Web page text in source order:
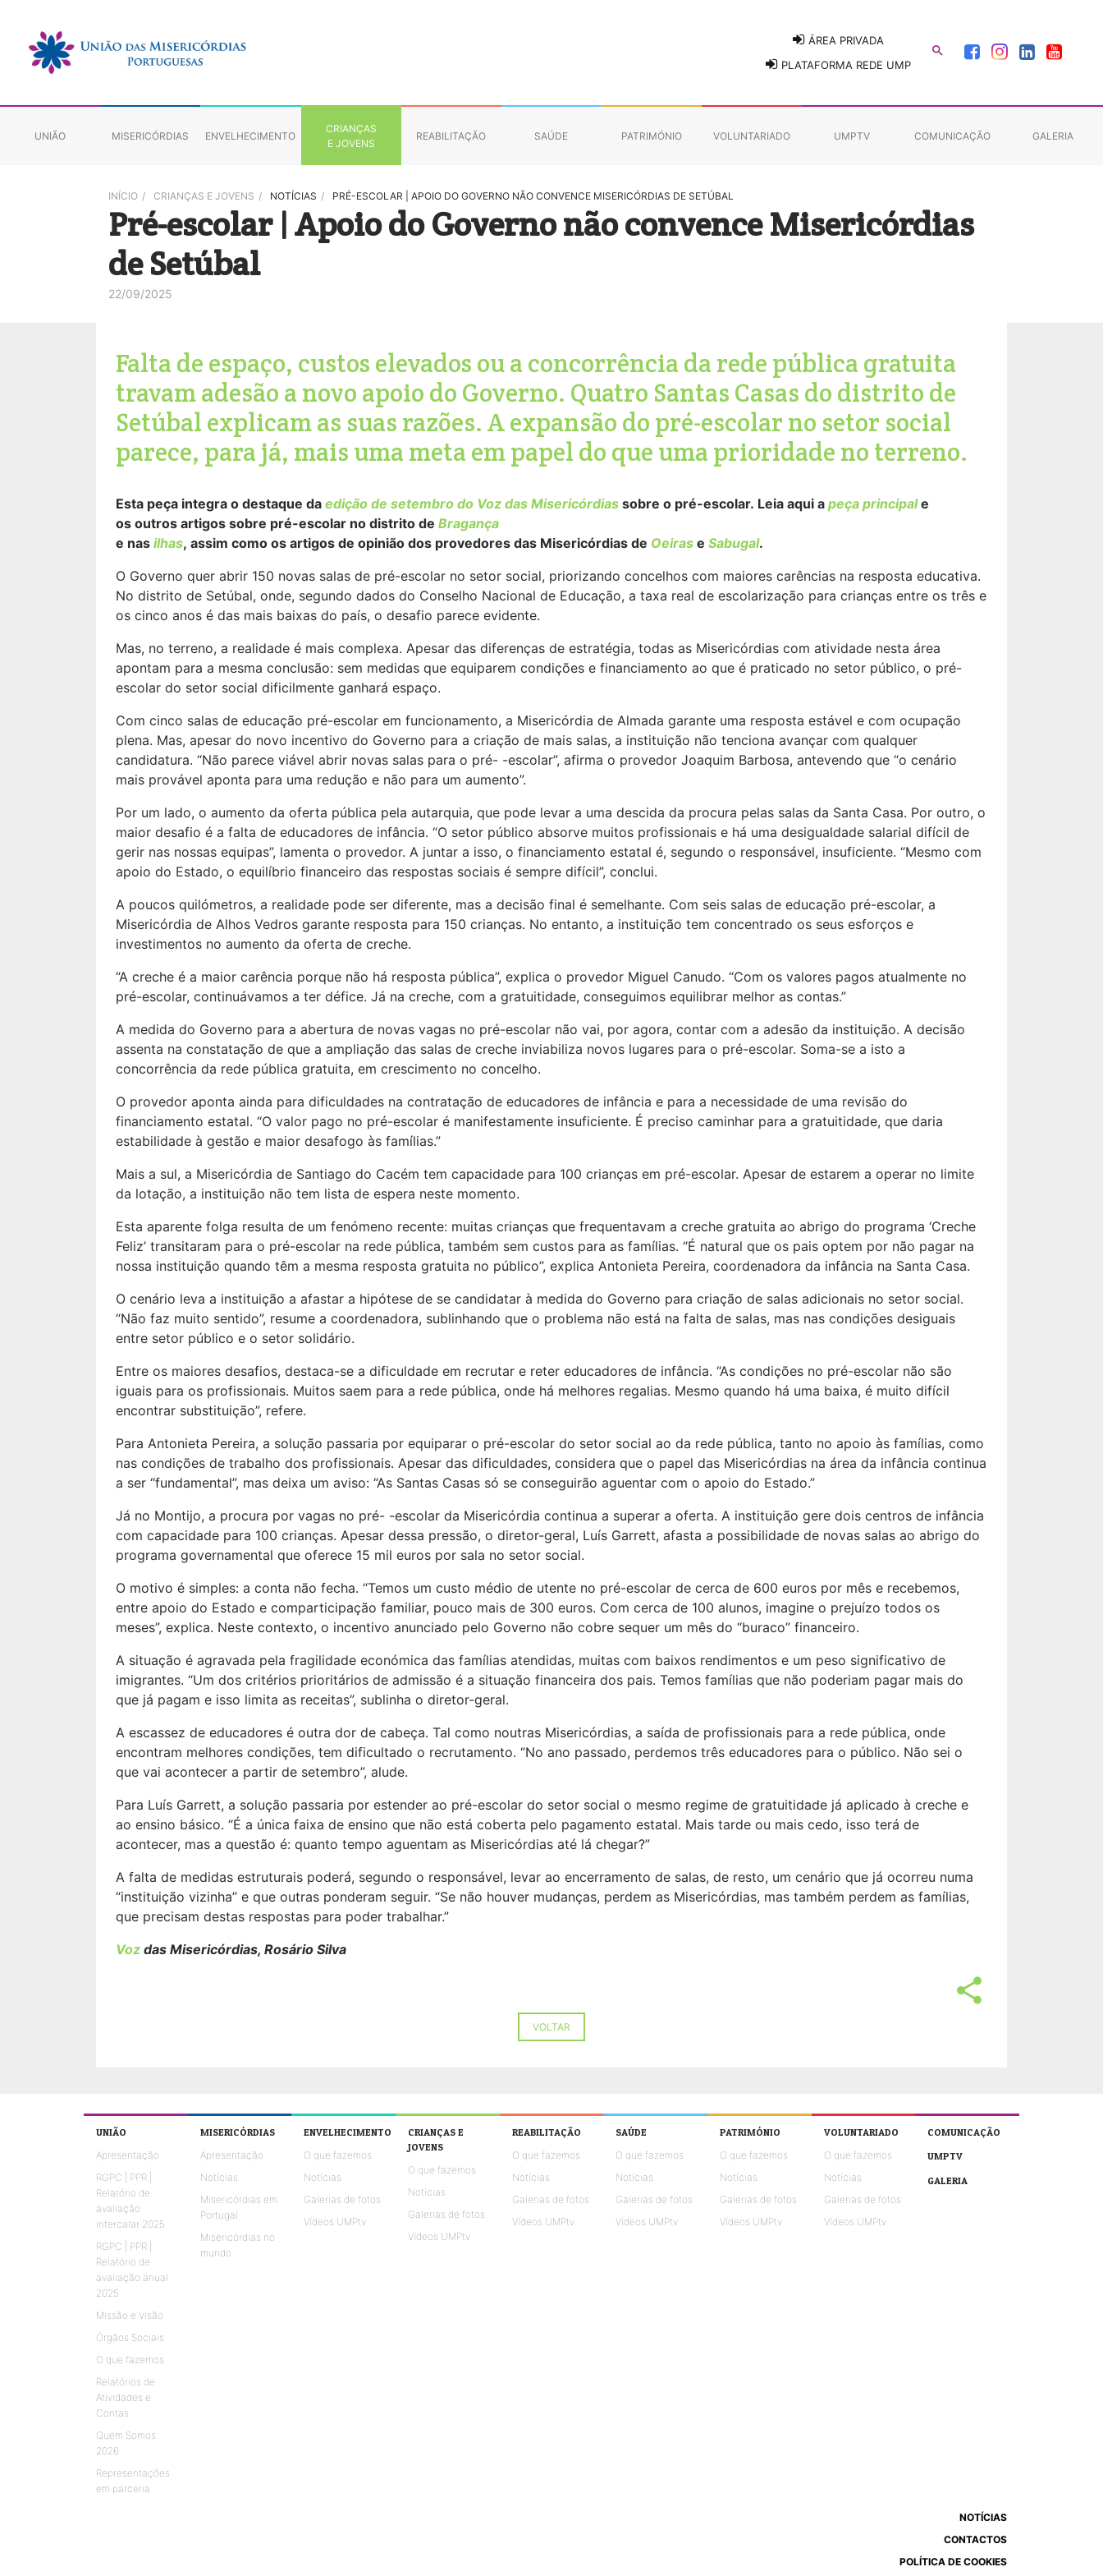
ÁREA PRIVADA
PLATAFORMA REDE UMP

UNIÃO MISERICÓRDIAS ENVELHECIMENTO
CRIANÇAS
E JOVENS
REABILITAÇÃO SAÚDE PATRIMÓNIO VOLUNTARIADO UMPTV COMUNICAÇÃO GALERIA
INÍCIO / CRIANÇAS E JOVENS / NOTÍCIAS / PRÉ-ESCOLAR | APOIO DO GOVERNO NÃO CONVENCE MISERICÓRDIAS DE SETÚBAL
Pré-escolar | Apoio do Governo não convence Misericórdias
de Setúbal
22/09/2025
Falta de espaço, custos elevados ou a concorrência da rede pública gratuita
travam adesão a novo apoio do Governo. Quatro Santas Casas do distrito de
Setúbal explicam as suas razões. A expansão do pré-escolar no setor social
parece, para já, mais uma meta em papel do que uma prioridade no terreno.
Esta peça integra o destaque da edição de setembro do Voz das Misericórdias sobre o pré-escolar. Leia aqui a peça principale
os outros artigos sobre pré-escolar no distrito de Bragança
e nas ilhas, assim como os artigos de opinião dos provedores das Misericórdias de Oeiras e Sabugal.
O Governo quer abrir 150 novas salas de pré-escolar no setor social, priorizando concelhos com maiores carências na resposta educativa.
No distrito de Setúbal, onde, segundo dados do Conselho Nacional de Educação, a taxa real de escolarização para crianças entre os três e
os cinco anos é das mais baixas do país, o desafio parece evidente.
Mas, no terreno, a realidade é mais complexa. Apesar das diferenças de estratégia, todas as Misericórdias com atividade nesta área
apontam para a mesma conclusão: sem medidas que equiparem condições e financiamento ao que é praticado no setor público, o pré-
escolar do setor social dificilmente ganhará espaço.
Com cinco salas de educação pré-escolar em funcionamento, a Misericórdia de Almada garante uma resposta estável e com ocupação
plena. Mas, apesar do novo incentivo do Governo para a criação de mais salas, a instituição não tenciona avançar com qualquer
candidatura. “Não parece viável abrir novas salas para o pré- -escolar”, afirma o provedor Joaquim Barbosa, antevendo que “o cenário
mais provável aponta para uma redução e não para um aumento”.
Por um lado, o aumento da oferta pública pela autarquia, que pode levar a uma descida da procura pelas salas da Santa Casa. Por outro, o
maior desafio é a falta de educadores de infância. “O setor público absorve muitos profissionais e há uma desigualdade salarial difícil de
gerir nas nossas equipas”, lamenta o provedor. A juntar a isso, o financiamento estatal é, segundo o responsável, insuficiente. “Mesmo com
apoio do Estado, o equilíbrio financeiro das respostas sociais é sempre difícil”, conclui.
A poucos quilómetros, a realidade pode ser diferente, mas a decisão final é semelhante. Com seis salas de educação pré-escolar, a
Misericórdia de Alhos Vedros garante resposta para 150 crianças. No entanto, a instituição tem concentrado os seus esforços e
investimentos no aumento da oferta de creche.
“A creche é a maior carência porque não há resposta pública”, explica o provedor Miguel Canudo. “Com os valores pagos atualmente no
pré-escolar, continuávamos a ter défice. Já na creche, com a gratuitidade, conseguimos equilibrar melhor as contas.”
A medida do Governo para a abertura de novas vagas no pré-escolar não vai, por agora, contar com a adesão da instituição. A decisão
assenta na constatação de que a ampliação das salas de creche inviabiliza novos lugares para o pré-escolar. Soma-se a isto a
concorrência da rede pública gratuita, em crescimento no concelho.
O provedor aponta ainda para dificuldades na contratação de educadores de infância e para a necessidade de uma revisão do
financiamento estatal. “O valor pago no pré-escolar é manifestamente insuficiente. É preciso caminhar para a gratuitidade, que daria
estabilidade à gestão e maior desafogo às famílias.”
Mais a sul, a Misericórdia de Santiago do Cacém tem capacidade para 100 crianças em pré-escolar. Apesar de estarem a operar no limite
da lotação, a instituição não tem lista de espera neste momento.
Esta aparente folga resulta de um fenómeno recente: muitas crianças que frequentavam a creche gratuita ao abrigo do programa ‘Creche
Feliz’ transitaram para o pré-escolar na rede pública, também sem custos para as famílias. “É natural que os pais optem por não pagar na
nossa instituição quando têm a mesma resposta gratuita no público”, explica Antonieta Pereira, coordenadora da infância na Santa Casa.
O cenário leva a instituição a afastar a hipótese de se candidatar à medida do Governo para criação de salas adicionais no setor social.
“Não faz muito sentido”, resume a coordenadora, sublinhando que o problema não está na falta de salas, mas nas condições desiguais
entre setor público e o setor solidário.
Entre os maiores desafios, destaca-se a dificuldade em recrutar e reter educadores de infância. “As condições no pré-escolar não são
iguais para os profissionais. Muitos saem para a rede pública, onde há melhores regalias. Mesmo quando há uma baixa, é muito difícil
encontrar substituição”, refere.
Para Antonieta Pereira, a solução passaria por equiparar o pré-escolar do setor social ao da rede pública, tanto no apoio às famílias, como
nas condições de trabalho dos profissionais. Apesar das dificuldades, considera que o papel das Misericórdias na área da infância continua
a ser “fundamental”, mas deixa um aviso: “As Santas Casas só se conseguirão aguentar com o apoio do Estado.”
Já no Montijo, a procura por vagas no pré- -escolar da Misericórdia continua a superar a oferta. A instituição gere dois centros de infância
com capacidade para 100 crianças. Apesar dessa pressão, o diretor-geral, Luís Garrett, afasta a possibilidade de novas salas ao abrigo do
programa governamental que oferece 15 mil euros por sala no setor social.
O motivo é simples: a conta não fecha. “Temos um custo médio de utente no pré-escolar de cerca de 600 euros por mês e recebemos,
entre apoio do Estado e comparticipação familiar, pouco mais de 300 euros. Com cerca de 100 alunos, imagine o prejuízo todos os
meses”, explica. Neste contexto, o incentivo anunciado pelo Governo não cobre sequer um mês do “buraco” financeiro.
A situação é agravada pela fragilidade económica das famílias atendidas, muitas com baixos rendimentos e um peso significativo de
imigrantes. “Um dos critérios prioritários de admissão é a situação financeira dos pais. Temos famílias que não poderiam pagar mais do
que já pagam e isso limita as receitas”, sublinha o diretor-geral.
A escassez de educadores é outra dor de cabeça. Tal como noutras Misericórdias, a saída de profissionais para a rede pública, onde
encontram melhores condições, tem dificultado o recrutamento. “No ano passado, perdemos três educadores para o público. Não sei o
que vai acontecer a partir de setembro”, alude.
Para Luís Garrett, a solução passaria por estender ao pré-escolar do setor social o mesmo regime de gratuitidade já aplicado à creche e
ao ensino básico. “É a única faixa de ensino que não está coberta pelo pagamento estatal. Mais tarde ou mais cedo, isso terá de
acontecer, mas a questão é: quanto tempo aguentam as Misericórdias até lá chegar?”
A falta de medidas estruturais poderá, segundo o responsável, levar ao encerramento de salas, de resto, um cenário que já ocorreu numa
“instituição vizinha” e que outras ponderam seguir. “Se não houver mudanças, perdem as Misericórdias, mas também perdem as famílias,
que precisam destas respostas para poder trabalhar.”
Voz das Misericórdias, Rosário Silva
share
VOLTAR
UNIÃO
Apresentação
RGPC | PPR |
Relatório de
avaliação
intercalar 2025
RGPC | PPR |
Relatório de
avaliação anual
2025
Missão e Visão
Órgãos Sociais
O que fazemos
Relatórios de
Atividades e
Contas
Quem Somos
2026
Representações
em parceria
MISERICÓRDIAS
Apresentação
Notícias
Misericórdias em
Portugal
Misericórdias no
mundo
ENVELHECIMENTO
O que fazemos
Notícias
Galerias de fotos
Vídeos UMPtv
CRIANÇAS E
JOVENS
O que fazemos
Notícias
Galerias de fotos
Vídeos UMPtv
REABILITAÇÃO
O que fazemos
Notícias
Galerias de fotos
Vídeos UMPtv
SAÚDE
O que fazemos
Notícias
Galerias de fotos
Vídeos UMPtv
PATRIMÓNIO
O que fazemos
Notícias
Galerias de fotos
Vídeos UMPtv
VOLUNTARIADO
O que fazemos
Notícias
Galerias de fotos
Vídeos UMPtv
COMUNICAÇÃO
UMPTV
GALERIA
NOTÍCIAS
CONTACTOS
POLÍTICA DE COOKIES